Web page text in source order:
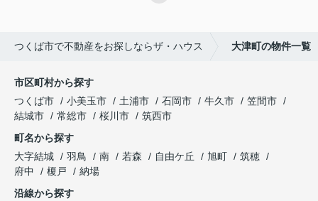
つくば市で不動産をお探しならザ・ハウス 大津町の物件一覧
市区町村から探す
つくば市
小美玉市 土浦市 石岡市 牛久市
笠間市
結城市
常総市 桜川市
筑西市
町名から探す
大字結城
羽鳥 南 若森 自由ケ丘 旭町
筑穂
府中
榎戸
納場
沿線から探す